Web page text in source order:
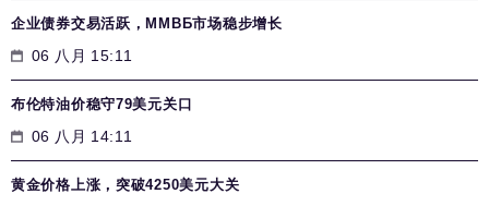
企业债券交易活跃，MMВБ市场稳步增长
06 八月 15:11
布伦特油价稳守79美元关口
06 八月 14:11
黄金价格上涨，突破4250美元大关